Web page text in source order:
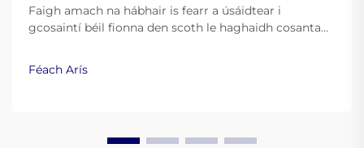
Faigh amach na hábhair is fearr a úsáidtear i
gcosaintí béil fionna den scoth le haghaidh cosanta
silicín ceannais, EVA, agus teasphlastaicí an
fheidhmíocht. Léigh níos mó.
Féach Arís